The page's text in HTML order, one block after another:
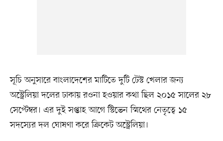
সূচি অনুসারে বাংলাদেশের মাটিতে দুটি টেস্ট খেলার জন্য
অস্ট্রেলিয়া দলের ঢাকায় রওনা হওয়ার কথা ছিল ২০১৫ সালের ২৮
সেপ্টেম্বর। এর দুই সপ্তাহ আগে স্টিভেন স্মিথের নেতৃত্বে ১৫
সদস্যের দল ঘোষণা করে ক্রিকেট অস্ট্রেলিয়া।